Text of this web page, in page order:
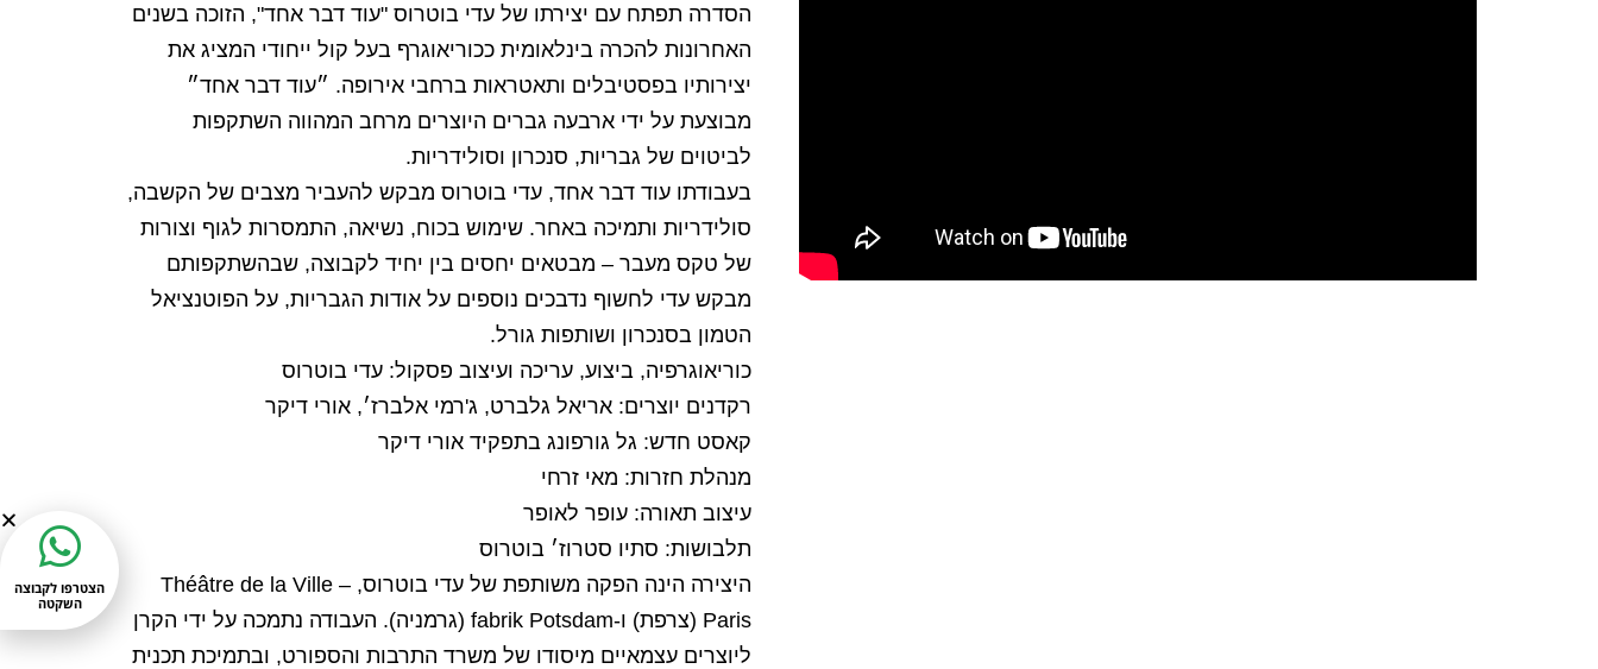
הסדרה תפתח עם יצירתו של עדי בוטרוס "עוד דבר אחד", הזוכה בשנים
האחרונות להכרה בינלאומית ככוריאוגרף בעל קול ייחודי המציג את
יצירותיו בפסטיבלים ותאטראות ברחבי אירופה. ״עוד דבר אחד״
מבוצעת על ידי ארבעה גברים היוצרים מרחב המהווה השתקפות
לביטוים של גבריות, סנכרון וסולידריות.
בעבודתו עוד דבר אחד, עדי בוטרוס מבקש להעביר מצבים של הקשבה,
סולידריות ותמיכה באחר. שימוש בכוח, נשיאה, התמסרות לגוף וצורות
של טקס מעבר – מבטאים יחסים בין יחיד לקבוצה, שבהשתקפותם
מבקש עדי לחשוף נדבכים נוספים על אודות הגבריות, על הפוטנציאל
הטמון בסנכרון ושותפות גורל.
כוריאוגרפיה, ביצוע, עריכה ועיצוב פסקול: עדי בוטרוס
רקדנים יוצרים: אריאל גלברט, ג'רמי אלברז׳, אורי דיקר
קאסט חדש: גל גורפונג בתפקיד אורי דיקר
מנהלת חזרות: מאי זרחי
עיצוב תאורה: עופר לאופר
תלבושות: סתיו סטרוז׳ בוטרוס
היצירה הינה הפקה משותפת של עדי בוטרוס, Théâtre de la Ville –
Paris (צרפת) ו-fabrik Potsdam (גרמניה). העבודה נתמכה על ידי הקרן
ליוצרים עצמאיים מיסודו של משרד התרבות והספורט, ובתמיכת תכנית
הצטרפו לקבוצה
השקטה